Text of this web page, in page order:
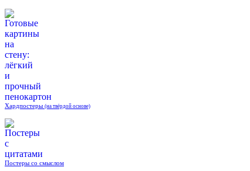
Хардпостеры (на твёрдой основе)
Постеры со смыслом